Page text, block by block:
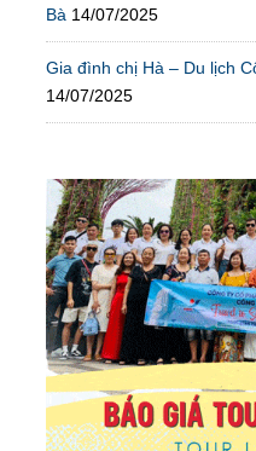
Bà 14/07/2025
Gia đình chị Hà – Du lịch
14/07/2025